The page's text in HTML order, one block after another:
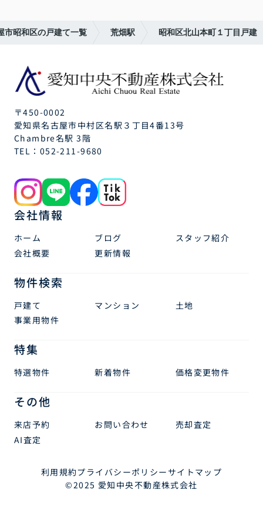
市昭和区の戸建て一覧 荒畑駅 昭和区北山本町１丁目戸建
〒450-0002
愛知県名古屋市中村区名駅３丁目4番13号
Chambre名駅 3階
TEL： 052-211-9680
会社情報
ホーム ブログ
スタッフ紹介
会社概要
更新情報
物件検索
戸建て マンション
土地
事業用物件
特集
特選物件 新着物件 価格変更物件
その他
来店予約 お問い合わせ
売却査定
AI査定
利用規約プライバシーポリシーサイトマップ
©2025 愛知中央不動産株式会社